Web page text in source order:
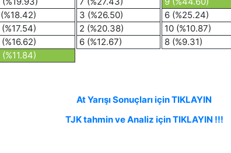
3 (%26.50)
2 (%20.38)
6 (%12.67)
6 (%25.24)
10 (%10.87)
8 (%9.31)
At Yarışı Sonuçları için TIKLAYIN
TJK tahmin ve Analiz için TIKLAYIN !!!